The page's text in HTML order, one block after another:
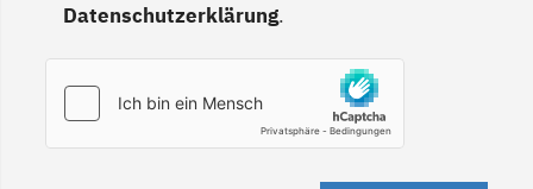
Datenschutzerklärung.